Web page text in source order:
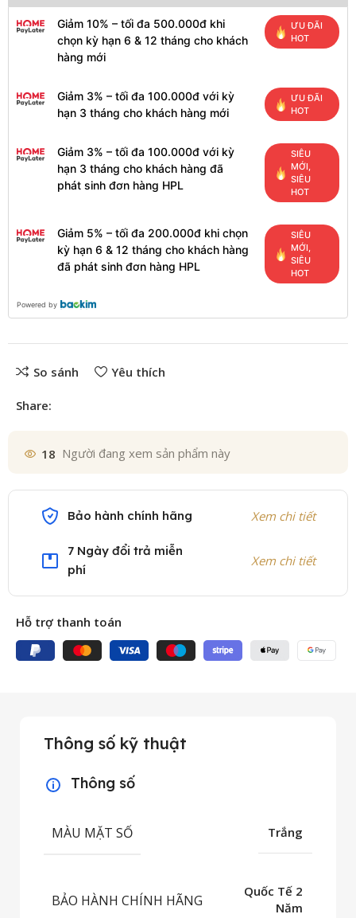
Giảm 10% – tối đa 500.000đ khi
chọn kỳ hạn 6 & 12 tháng cho khách
hàng mới
ƯU ĐÃI
HOT
Giảm 3% – tối đa 100.000đ với kỳ
hạn 3 tháng cho khách hàng mới
ƯU ĐÃI
HOT
Giảm 3% – tối đa 100.000đ với kỳ
hạn 3 tháng cho khách hàng đã
phát sinh đơn hàng HPL
SIÊU
MỚI,
SIÊU
HOT
Giảm 5% – tối đa 200.000đ khi chọn
kỳ hạn 6 & 12 tháng cho khách hàng
đã phát sinh đơn hàng HPL
SIÊU
MỚI,
SIÊU
HOT
Powered by
So sánh Yêu thích
Share:
18 Người đang xem sản phẩm này
Bảo hành chính hãng Xem chi tiết
7 Ngày đổi trả miễn
phí
Xem chi tiết
Hỗ trợ thanh toán
Thông số kỹ thuật
Thông số
MÀU MẶT SỐ Trắng
BẢO HÀNH CHÍNH HÃNG
Quốc Tế 2
Năm